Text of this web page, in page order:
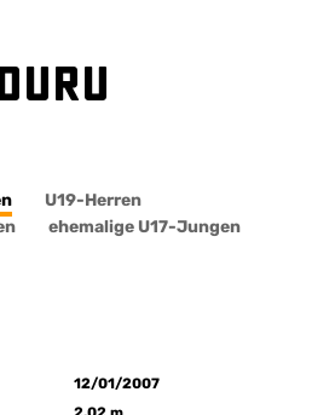
U19-Herren
ehemalige U17-Jungen
12/01/2007